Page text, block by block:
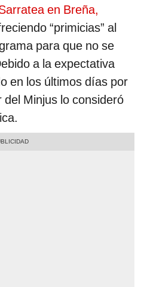
en Breña,
“primicias” al
para que no se
a la expectativa
en los últimos días por
Minjus lo consideró